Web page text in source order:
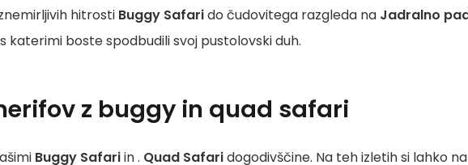
hitrosti Buggy Safarido čudovitega razgleda na Jadralno
boste spodbudili svoj pustolovski duh.
z buggy in quad safari
Buggy Safariin . Quad Safaridogodivščine. Na teh izletih si lahko